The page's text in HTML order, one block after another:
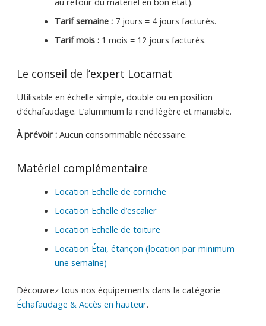
Tarif semaine :7 jours = 4 jours facturés.
Tarif mois :1 mois = 12 jours facturés.
Le conseil de l’expert Locamat
Utilisable en échelle simple, double ou en position
d’échafaudage. L’aluminium la rend légère et maniable.
À prévoir :Aucun consommable nécessaire.
Matériel complémentaire
Location Echelle de corniche
Location Echelle d’escalier
Location Echelle de toiture
Location Étai, étançon (location par minimum
une semaine)
Découvrez tous nos équipements dans la catégorie
Échafaudage & Accès en hauteur.